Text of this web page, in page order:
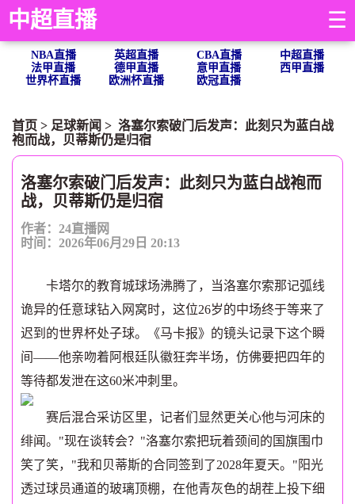
中超直播 ☰
NBA直播 英超直播 CBA直播
中超直播
法甲直播
德甲直播 意甲直播
西甲直播
世界杯直播
欧洲杯直播 欧冠直播
首页 > 足球新闻 > 洛塞尔索破门后发声：此刻只为蓝白战
袍而战，贝蒂斯仍是归宿
洛塞尔索破门后发声：此刻只为蓝白战袍而
战，贝蒂斯仍是归宿
作者：24直播网
时间：2026年06月29日 20:13
卡塔尔的教育城球场沸腾了，当洛塞尔索那记弧线
诡异的任意球钻入网窝时，这位26岁的中场终于等来了
迟到的世界杯处子球。《马卡报》的镜头记录下这个瞬
间——他亲吻着阿根廷队徽狂奔半场，仿佛要把四年的
等待都发泄在这60米冲刺里。
赛后混合采访区里，记者们显然更关心他与河床的
绯闻。"现在谈转会？"洛塞尔索把玩着颈间的国旗围巾
笑了笑，"我和贝蒂斯的合同签到了2028年夏天。"阳光
透过球员通道的玻璃顶棚，在他青灰色的胡茬上投下细